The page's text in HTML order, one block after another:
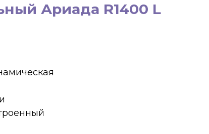
Ариада R1400 L